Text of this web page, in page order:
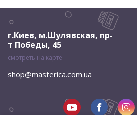
г.Киев, м.Шулявская, пр-
т Победы, 45
смотреть на карте
shop@masterica.com.ua